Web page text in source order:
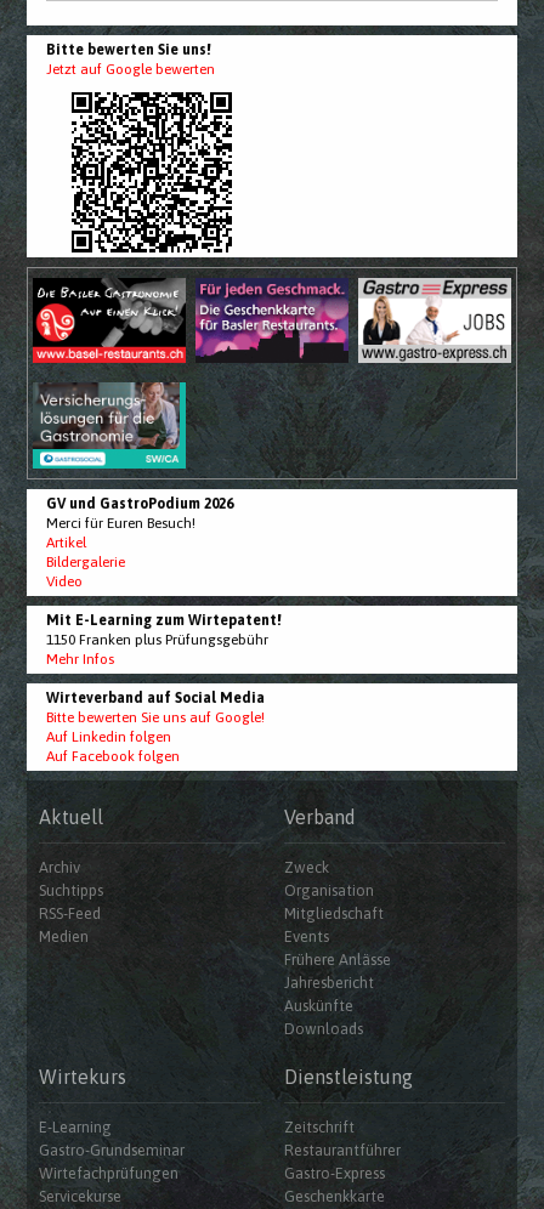
Bitte bewerten Sie uns!
Jetzt auf Google bewerten
GV und GastroPodium 2026
Merci für Euren Besuch!
Artikel
Bildergalerie
Video
Mit E-Learning zum Wirtepatent!
1150 Franken plus Prüfungsgebühr
Mehr Infos
Wirteverband auf Social Media
Bitte bewerten Sie uns auf Google!
Auf Linkedin folgen
Auf Facebook folgen
Aktuell
Archiv
Suchtipps
RSS-Feed
Medien
Verband
Zweck
Organisation
Mitgliedschaft
Events
Frühere Anlässe
Jahresbericht
Auskünfte
Downloads
Wirtekurs
E-Learning
Gastro-Grundseminar
Wirtefachprüfungen
Servicekurse
Dienstleistung
Zeitschrift
Restaurantführer
Gastro-Express
Geschenkkarte